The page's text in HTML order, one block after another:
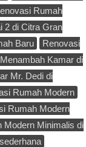
Rumah
2 di Citra Gran
Baru
Renovasi
Kamar di
Mr. Dedi di
Rumah Modern
Rumah Modern
Modern Minimalis di